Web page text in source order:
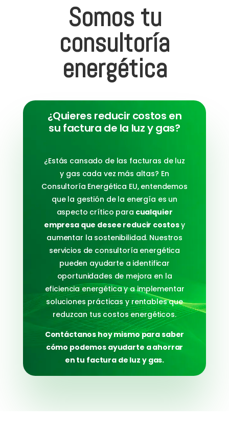
Somos tu
consultoría
energética
¿Quieres reducir costos en
su factura de la luz y gas?
¿Estás cansado de las facturas de luz
y gas cada vez más altas? En
Consultoría Energética EU, entendemos
que la gestión de la energía es un
aspecto crítico para cualquier
empresa que desee reducir costosy
aumentar la sostenibilidad. Nuestros
servicios de consultoría energética
pueden ayudarte a identificar
oportunidades de mejora en la
eficiencia energética y a implementar
soluciones prácticas y rentables que
reduzcan tus costos energéticos.
Contáctanos hoy mismo para saber
cómo podemos ayudarte a ahorrar
en tu factura de luz y gas.